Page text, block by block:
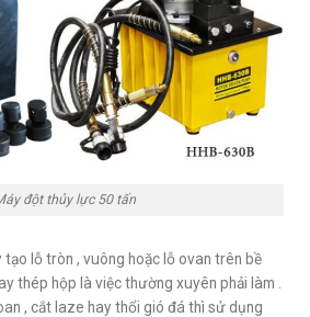
đột thủy lực 50 tấn
tạo lỗ tròn , vuông hoặc lỗ ovan trên bề
thép hộp là việc thường xuyên phải làm .
, cắt laze hay thổi gió đá thì sử dụng